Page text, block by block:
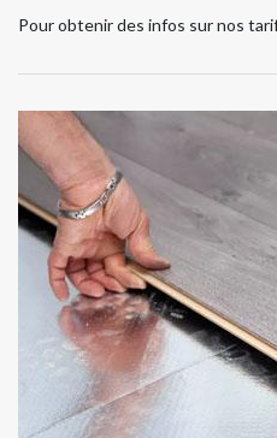
Pour obtenir des infos sur nos